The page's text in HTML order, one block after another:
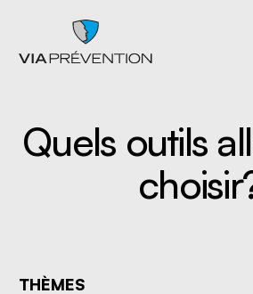
Trouver votre
Quels outils
THÈMES